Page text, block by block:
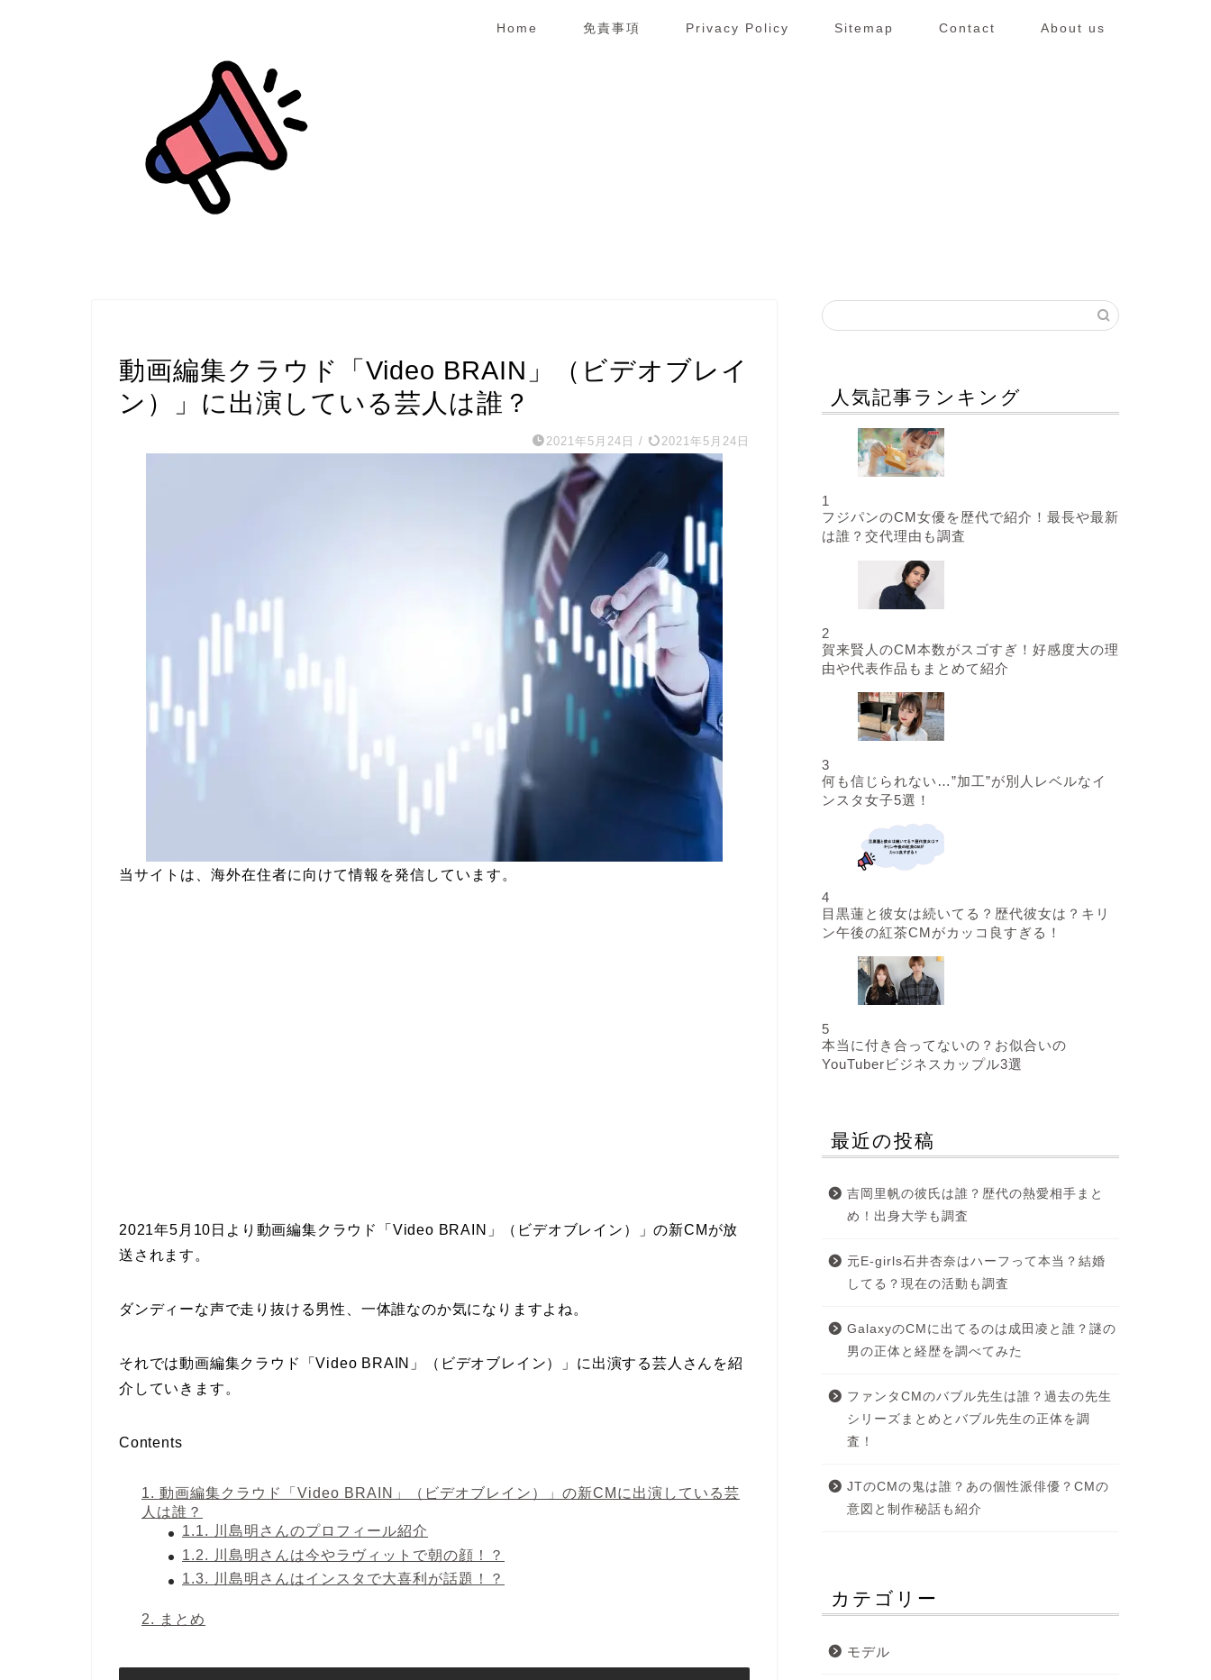
Home 免責事項 Privacy Policy Sitemap Contact About us
動画編集クラウド「Video BRAIN」（ビデオブレイ
ン）」に出演している芸人は誰？
2021年5月24日 / 2021年5月24日
当サイトは、海外在住者に向けて情報を発信しています。
2021年5月10日より動画編集クラウド「Video BRAIN」（ビデオブレイン）」の新CMが放
送されます。
ダンディーな声で走り抜ける男性、一体誰なのか気になりますよね。
それでは動画編集クラウド「Video BRAIN」（ビデオブレイン）」に出演する芸人さんを紹
介していきます。
Contents
1. 動画編集クラウド「Video BRAIN」（ビデオブレイン）」の新CMに出演している芸
人は誰？
1.1. 川島明さんのプロフィール紹介
1.2. 川島明さんは今やラヴィットで朝の顔！？
1.3. 川島明さんはインスタで大喜利が話題！？
2. まとめ
人気記事ランキング
1
フジパンのCM女優を歴代で紹介！最長や最新
は誰？交代理由も調査
2
賀来賢人のCM本数がスゴすぎ！好感度大の理
由や代表作品もまとめて紹介
3
何も信じられない…”加工”が別人レベルなイ
ンスタ女子5選！
4
目黒蓮と彼女は続いてる？歴代彼女は？キリ
ン午後の紅茶CMがカッコ良すぎる！
5
本当に付き合ってないの？お似合いの
YouTuberビジネスカップル3選
最近の投稿
吉岡里帆の彼氏は誰？歴代の熱愛相手まと
め！出身大学も調査
元E-girls石井杏奈はハーフって本当？結婚
してる？現在の活動も調査
GalaxyのCMに出てるのは成田凌と誰？謎の
男の正体と経歴を調べてみた
ファンタCMのバブル先生は誰？過去の先生
シリーズまとめとバブル先生の正体を調
査！
JTのCMの鬼は誰？あの個性派俳優？CMの
意図と制作秘話も紹介
カテゴリー
モデル